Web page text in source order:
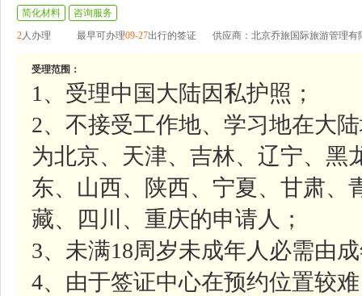
简化材料
咨询服务
2人办理 最早可办理09-27出行的签证 供应商：北京乔旅国际旅游管理有
受理范围：
1、受理中国大陆因私护照；
2、不接受工作地、学习地在大
为北京、天津、吉林、辽宁、黑
东、山西、陕西、宁夏、甘肃、
藏、四川、重庆的申请人；
3、未满18周岁未成年人必需由
4、由于签证中心在预约位置较